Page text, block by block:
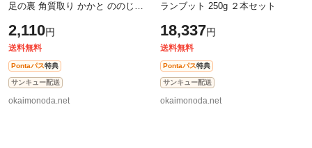
足の裏 角質取り かかと ののじ角
2,110円
送料無料
Pontaパス特典
サンキュー配送
okaimonoda.net
ランブット 250g ２本セット
18,337円
送料無料
Pontaパス特典
サンキュー配送
okaimonoda.net